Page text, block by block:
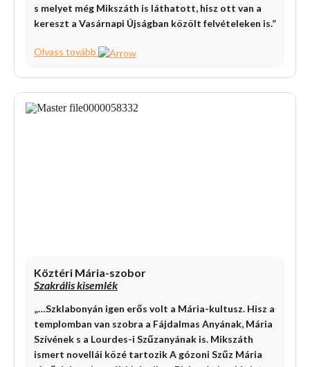
s melyet még Mikszáth is láthatott, hisz ott van a
kereszt a Vasárnapi Újságban közölt felvételeken is.”
Olvass tovább
Köztéri Mária-szobor
Szakrális kisemlék
„…Szklabonyán igen erős volt a Mária-kultusz. Hisz a
templomban van szobra a Fájdalmas Anyának, Mária
Szívének s a Lourdes-i Szűzanyának is. Mikszáth
ismert novellái közé tartozik A gózoni Szűz Mária